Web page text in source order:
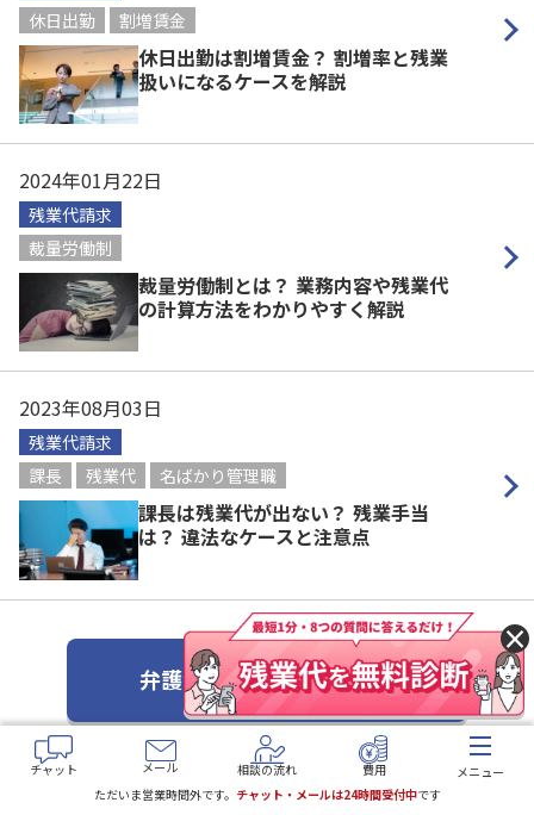
休日出勤
割増賃金
休日出勤は割増賃金？ 割増率と残業
扱いになるケースを解説
2024年01月22日
残業代請求
裁量労働制
裁量労働制とは？ 業務内容や残業代
の計算方法をわかりやすく解説
2023年08月03日
残業代請求
課長
残業代 名ばかり管理職
課長は残業代が出ない？ 残業手当
は？ 違法なケースと注意点
弁護士コラム一覧はこちら
チャット メール 相談の流れ 費用
メニュー
ただいま営業時間外です。 チャット・メールは24時間受付中です
×